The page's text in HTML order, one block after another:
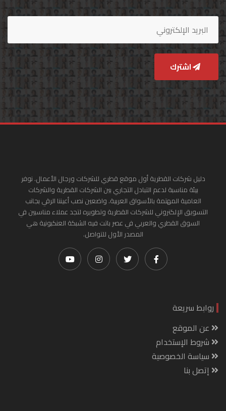
اشترك
دليل شركات القطرية أول موقع قطري للشركات ورجال الأعمال. نوفر
بيئة مناسبة لدعم التبادل التجاري بين الشركات القطرية والشركات
العامية المهتمة بالأسواق العربية. واضعين نصب أعيننا الرقي بجانب
التسويق الإلكتروني للشركات القطرية وتطويره لتجد عملاء مناسبين في
السوق القطري والعربي في عصر باتت فيه الشبكة العنكبونية هي
المصدر الأول للتواصل.
روابط سريعة
عن الموقع
شروط الإستخدام
سياسة الخصوصية
إتصل بنا